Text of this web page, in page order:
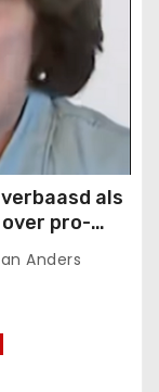
als
pro-
Anders